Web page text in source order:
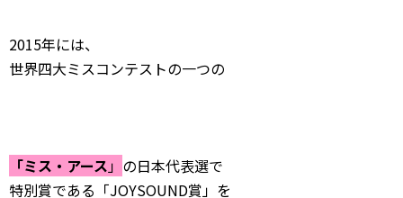
2015年には、
世界四大ミスコンテストの一つの
「ミス・アース」 の日本代表選で
特別賞である「JOYSOUND賞」を